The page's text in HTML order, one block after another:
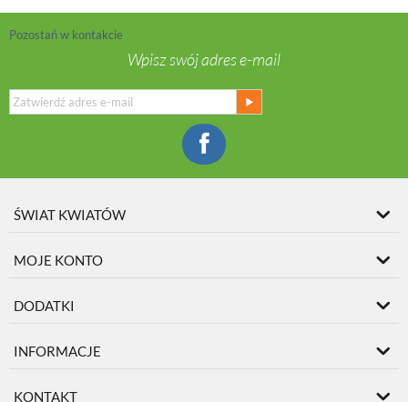
Pozostań w kontakcie
Wpisz swój adres e-mail
ŚWIAT KWIATÓW
MOJE KONTO
DODATKI
INFORMACJE
KONTAKT